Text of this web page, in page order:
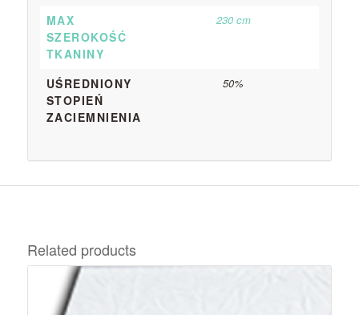
MAX
SZEROKOŚĆ
TKANINY
230 cm
UŚREDNIONY
STOPIEŃ
ZACIEMNIENIA
50%
Related products